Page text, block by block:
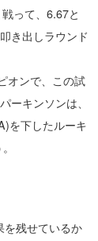
って、6.67と
き出しラウンド
オンで、この試
ーキンソンは、
を下したルーキ
を残せているか